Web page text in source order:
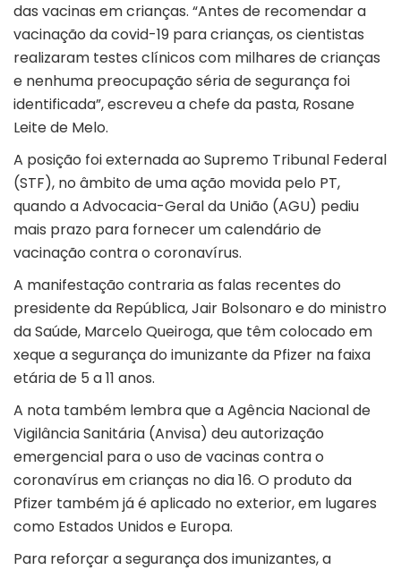
das vacinas em crianças. “Antes de recomendar a
vacinação da covid-19 para crianças, os cientistas
realizaram testes clínicos com milhares de crianças
e nenhuma preocupação séria de segurança foi
identificada”, escreveu a chefe da pasta, Rosane
Leite de Melo.
A posição foi externada ao Supremo Tribunal Federal
(STF), no âmbito de uma ação movida pelo PT,
quando a Advocacia-Geral da União (AGU) pediu
mais prazo para fornecer um calendário de
vacinação contra o coronavírus.
A manifestação contraria as falas recentes do
presidente da República, Jair Bolsonaro e do ministro
da Saúde, Marcelo Queiroga, que têm colocado em
xeque a segurança do imunizante da Pfizer na faixa
etária de 5 a 11 anos.
A nota também lembra que a Agência Nacional de
Vigilância Sanitária (Anvisa) deu autorização
emergencial para o uso de vacinas contra o
coronavírus em crianças no dia 16. O produto da
Pfizer também já é aplicado no exterior, em lugares
como Estados Unidos e Europa.
Para reforçar a segurança dos imunizantes, a